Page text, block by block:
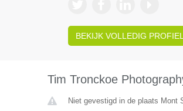
BEKIJK VOLLEDIG PROFIEL
Tim Tronckoe
Niet gevestigd in de plaats Mont